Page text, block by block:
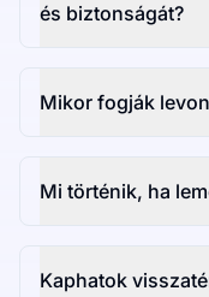
és biztonságát?
Mikor fogják
Mi történik, ha
Kaphatok